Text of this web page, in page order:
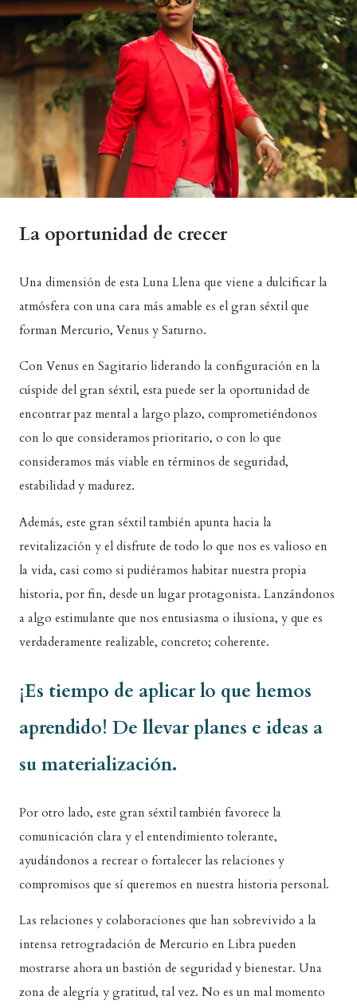
La oportunidad de crecer
Una dimensión de esta Luna Llena que viene a dulcificar la
atmósfera con una cara más amable es el gran séxtil que
forman Mercurio, Venus y Saturno.
Con Venus en Sagitario liderando la configuración en la
cúspide del gran séxtil, esta puede ser la oportunidad de
encontrar paz mental a largo plazo, comprometiéndonos
con lo que consideramos prioritario, o con lo que
consideramos más viable en términos de seguridad,
estabilidad y madurez.
Además, este gran séxtil también apunta hacia la
revitalización y el disfrute de todo lo que nos es valioso en
la vida, casi como si pudiéramos habitar nuestra propia
historia, por fin, desde un lugar protagonista. Lanzándonos
a algo estimulante que nos entusiasma o ilusiona, y que es
verdaderamente realizable, concreto; coherente.
¡Es tiempo de aplicar lo que hemos
aprendido! De llevar planes e ideas a
su materialización.
Por otro lado, este gran séxtil también favorece la
comunicación clara y el entendimiento tolerante,
ayudándonos a recrear o fortalecer las relaciones y
compromisos que sí queremos en nuestra historia personal.
Las relaciones y colaboraciones que han sobrevivido a la
intensa retrogradación de Mercurio en Libra pueden
mostrarse ahora un bastión de seguridad y bienestar. Una
zona de alegría y gratitud, tal vez. No es un mal momento